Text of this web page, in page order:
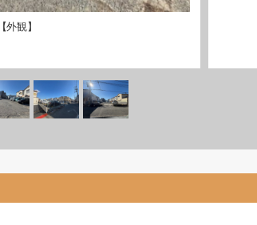
【外観】